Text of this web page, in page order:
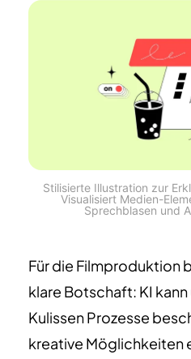
Stilisierte Illustration zur
Visualisiert Medien-
Sprechblasen und
Für die Filmproduktion
klare Botschaft: KI
Kulissen Prozesse
kreative Möglichkeiten